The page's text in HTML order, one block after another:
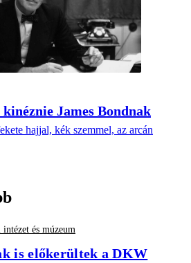
James Bondnak
hajjal, kék szemmel, az arcán
és múzeum
is előkerültek a DKW